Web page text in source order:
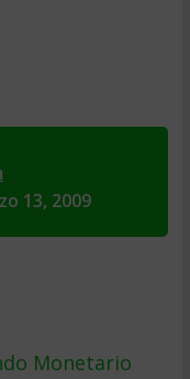
13, 2009
Monetario